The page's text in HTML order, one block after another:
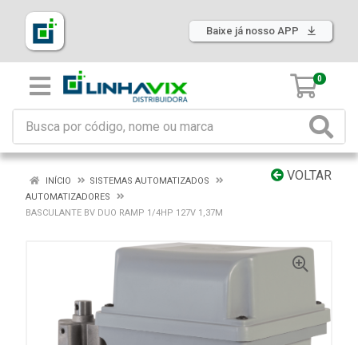
Baixe já nosso APP
0
VOLTAR
INÍCIO
SISTEMAS AUTOMATIZADOS
AUTOMATIZADORES
BASCULANTE BV DUO RAMP 1/4HP 127V 1,37M